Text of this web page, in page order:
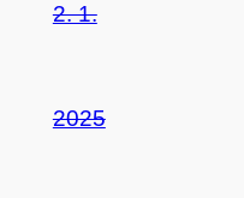
2. 1.
2025